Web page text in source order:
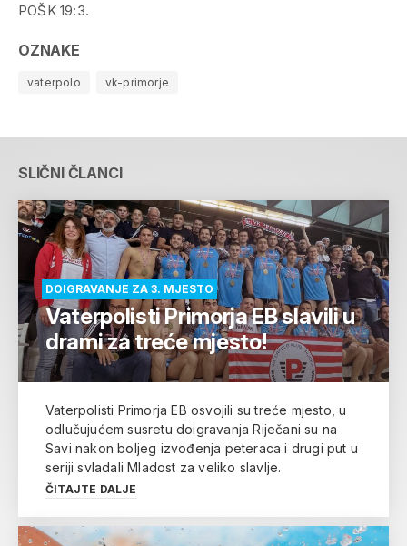
POŠK 19:3.
OZNAKE
vaterpolo vk-primorje
SLIČNI ČLANCI
DOIGRAVANJE ZA 3. MJESTO
Vaterpolisti Primorja EB slavili u
drami za treće mjesto!
Vaterpolisti Primorja EB osvojili su treće mjesto, u
odlučujućem susretu doigravanja Riječani su na
Savi nakon boljeg izvođenja peteraca i drugi put u
seriji svladali Mladost za veliko slavlje.
ČITAJTE DALJE